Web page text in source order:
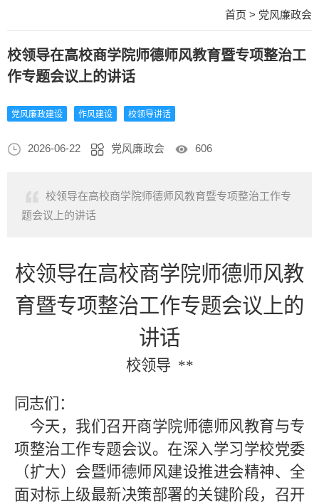
首页 > 党风廉政会
校领导在高校商学院师德师风教育暨专项整治工
作专题会议上的讲话
党风廉政建设 作风建设 校领导讲话
2026-06-22 党风廉政会 606
校领导在高校商学院师德师风教育暨专项整治工作专
题会议上的讲话
校领导在高校商学院师德师风教
育暨专项整治工作专题会议上的
讲话
校领导 **
同志们：
今天，我们召开商学院师德师风教育与专
项整治工作专题会议。在深入学习学校党委
（扩大）会暨师德师风建设推进会精神、全
面对标上级最新决策部署的关键阶段，召开